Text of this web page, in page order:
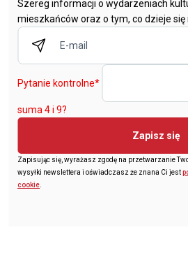
Szereg informacji o wydarzeniach
mieszkańców oraz o tym, co dzieje się
Pytanie kontrolne*
suma 4 i 9?
Zapisz się
Zapisując się, wyrażasz zgodę na przetwarzanie
wysyłki newslettera i oświadczasz że znana Ci jest
cookie